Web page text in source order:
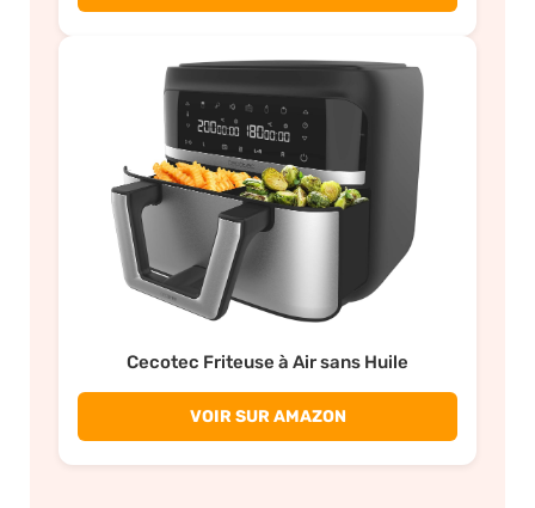
Cecotec Friteuse à Air sans Huile
VOIR SUR AMAZON